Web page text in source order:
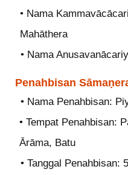
• Nama
Mahāthera
• Nama
Penahbisan
• Nama Penahbisan:
• Tempat Penahbisan:
Ārāma, Batu
• Tanggal Penahbisan: